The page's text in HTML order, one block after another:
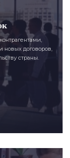
договоров,
страны.